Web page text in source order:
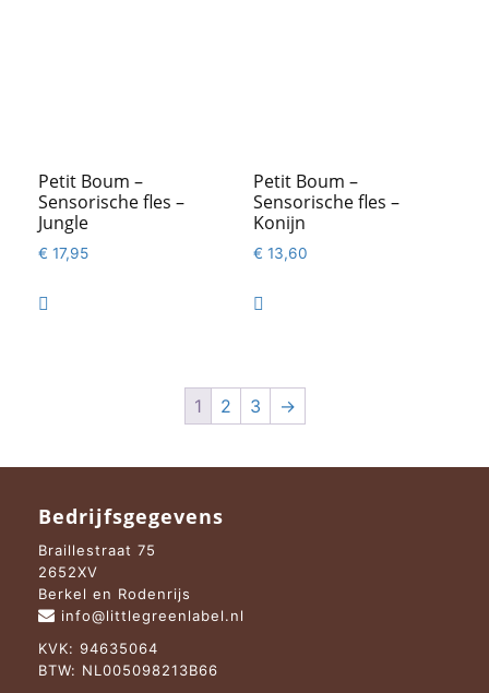
Petit Boum –
Sensorische fles –
Jungle
€ 17,95

Petit Boum –
Sensorische fles –
Konijn
€ 13,60

1 2 3 →
Bedrijfsgegevens
Braillestraat 75
2652XV
Berkel en Rodenrijs
info@littlegreenlabel.nl
KVK: 94635064
BTW: NL005098213B66